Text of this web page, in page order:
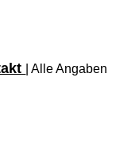
| Alle Angaben